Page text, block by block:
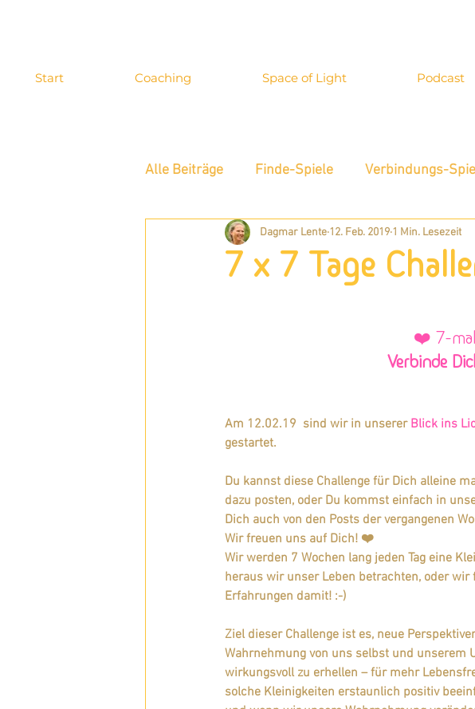
Start Coaching Space of Light Podcast
Alle Beiträge Finde-Spiele Verbindungs-
Energiewahrnehmung Interview
Coaching Bewusst Sein Dein Licht
Dein Wirken und deine Wirkung Intuition
7 x 7 Tage
Dagmar Lente 12. Feb. 2019 1 Min. Lesezeit
❤️ 7-
Verbinde
Am 12.02.19  sind wir in unserer Blick ins
gestartet.
Du kannst diese Challenge für Dich alleine
dazu posten, oder Du kommst einfach in
Dich auch von den Posts der vergangenen
Wir freuen uns auf Dich! ❤️
Wir werden 7 Wochen lang jeden Tag eine
heraus wir unser Leben betrachten, oder
Erfahrungen damit! :-)
Ziel dieser Challenge ist es, neue
Wahrnehmung von uns selbst und unserem
wirkungsvoll zu erhellen – für mehr
solche Kleinigkeiten erstaunlich positiv